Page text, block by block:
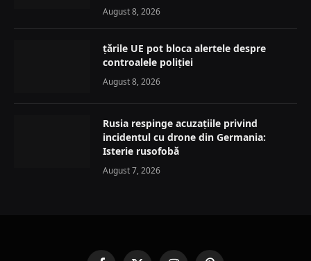
August 8, 2026
țările UE pot bloca alertele despre
controalele poliției
August 8, 2026
Rusia respinge acuzațiile privind
incidentul cu drone din Germania:
Isterie rusofobă
August 7, 2026